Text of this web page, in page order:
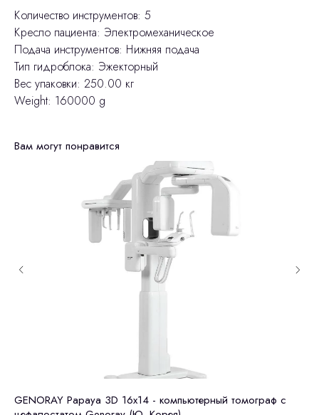
Количество инструментов: 5
Кресло пациента: Электромеханическое
Подача инструментов: Нижняя подача
Тип гидроблока: Эжекторный
Вес упаковки: 250.00 кг
Weight: 160000 g
Вам могут понравится
GENORAY Papaya 3D 16x14 - компьютерный томограф с